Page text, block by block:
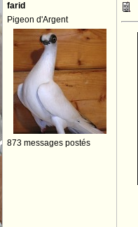
farid
Pigeon d'Argent
873 messages postés